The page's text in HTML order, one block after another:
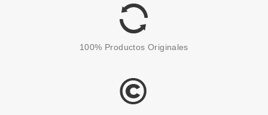
45.60€
100% Productos Originales